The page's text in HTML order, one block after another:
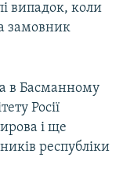
випадок, коли
замовник
в Басманному
Росії
і ще
республіки